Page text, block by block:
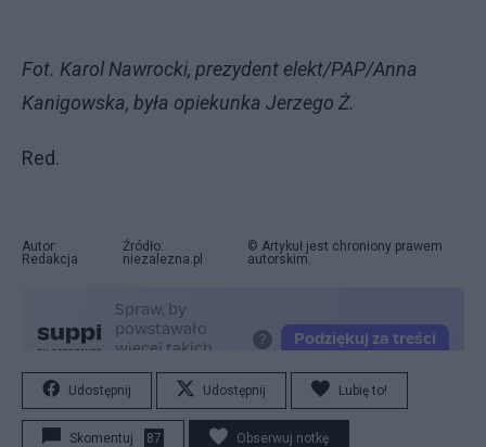
Fot. Karol Nawrocki, prezydent elekt/PAP/Anna
Kanigowska, była opiekunka Jerzego Ż.
Red.
Autor:
Redakcja
Źródło:
niezalezna.pl
© Artykuł jest chroniony prawem
autorskim.
Udostępnij Udostępnij Lubię to!
Skomentuj 87 Obserwuj notkę